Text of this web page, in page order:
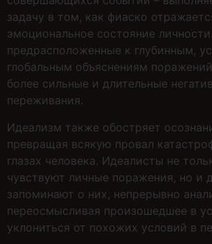
задачу в том, как фиаско
эмоциональное состояние
предрасположенные к глубинным,
глобальным объяснениям
более сильные и длительные
переживания.
Идеализм также обостряет
превращая всякую провал
глазах человека. Идеалисты не
чувствуют личные поражения, но и
запоминают о них, непрерывно
переосмысливая произошедшее в
уклониться от похожих условий в